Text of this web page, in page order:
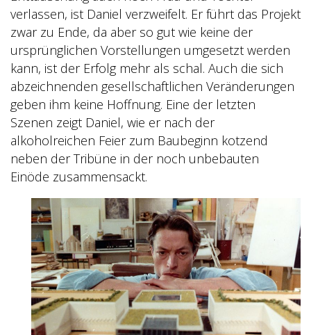
verlassen, ist Daniel verzweifelt. Er führt das Projekt
zwar zu Ende, da aber so gut wie keine der
ursprünglichen Vorstellungen umgesetzt werden
kann, ist der Erfolg mehr als schal. Auch die sich
abzeichnenden gesellschaftlichen Veränderungen
geben ihm keine Hoffnung. Eine der letzten
Szenen zeigt Daniel, wie er nach der
alkoholreichen Feier zum Baubeginn kotzend
neben der Tribüne in der noch unbebauten
Einöde zusammensackt.